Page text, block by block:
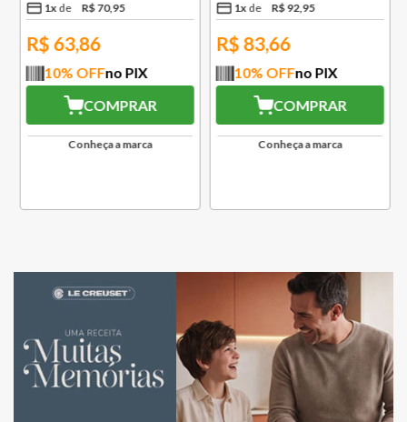
1x R$ 70,95
R$ 63,86
10% OFFno PIX
COMPRAR
Conheça a marca
1x R$ 92,95
R$ 83,66
10% OFFno PIX
COMPRAR
Conheça a marca